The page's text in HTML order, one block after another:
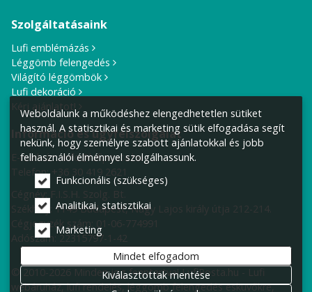
Szolgáltatásaink
Lufi emblémázás
Léggömb felengedés
Világító léggömbök
Lufi dekoráció
Kérj ajánlatot!
Információ és ügyfélszolgálat
E-mail cím:info@lufiposta.hu
Telefon:+36 30 419 2621
Cégnév: F.I.S.H. Szolg. Bt.
Székhely: 1149 Budapest, Nagy Lajos király útja 212-214.
Cégjegyzék szám: 01-06-774991
Adószám: 22315797-1-42
© 2010-2026 Minden jog fenntartva! LufiPosta.hu - Lufi
webáruház, lufi rendelés, léggömb felengedés esküvőkre,
Weboldalunk a működéshez elengedhetetlen sütiket
használ. A statisztikai és marketing sütik elfogadása segít
nekünk, hogy személyre szabott ajánlatokkal és jobb
felhasználói élménnyel szolgálhassunk.
Funkcionális (szükséges)
Analitikai, statisztikai
Marketing
Mindet elfogadom
Kiválasztottak mentése